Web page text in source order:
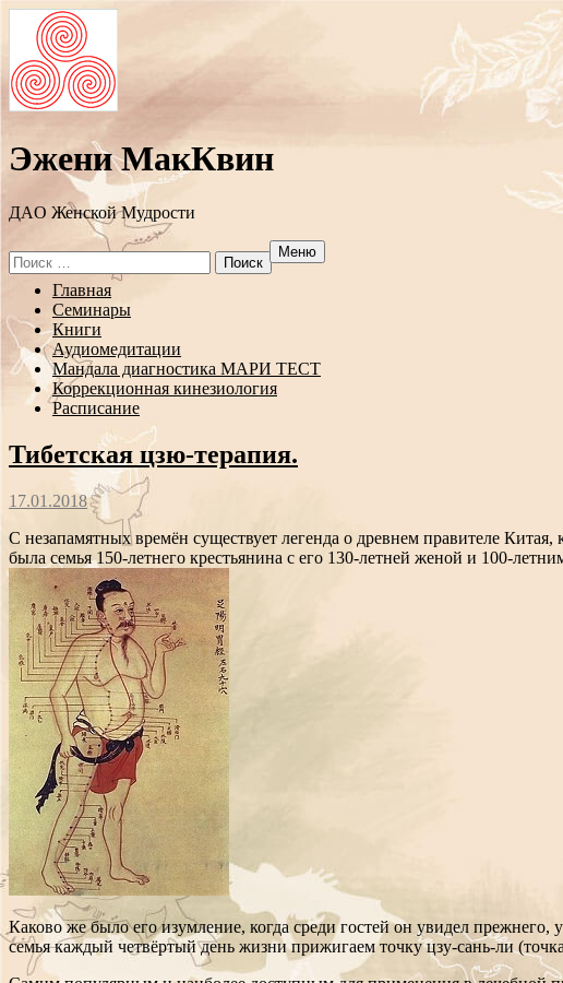
Эжени МакКвин
ДAO Женской Мудрости
Search
for:
Меню
Перейти
содержанию
Главная
Семинары
Книги
Аудиомедитации
Мандала диагностика МАРИ ТЕСТ
Коррекционная кинезиология
Расписание
Тибетская цзю-терапия.
17.01.2018
С незапамятных времён существует легенда о древнем правителе
была семья 150-летнего крестьянина с его 130-летней женой и 100-
Каково же было его изумление, когда среди гостей он увидел прежнего,
семья каждый четвёртый день жизни прижигаем точку цзу-сань-ли